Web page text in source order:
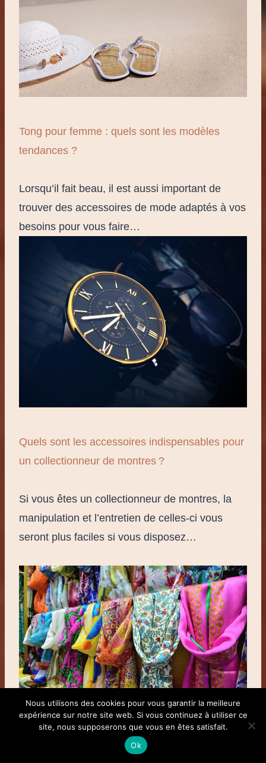
Tong pour femme : quels sont les modèles
tendances ?
Lorsqu’il fait beau, il est aussi important de
trouver des accessoires de mode adaptés à vos
besoins pour vous faire…
Quels sont les accessoires indispensables pour
un collectionneur de montres ?
Si vous êtes un collectionneur de montres, la
manipulation et l’entretien de celles-ci vous
seront plus faciles si vous disposez…
Associer harmonieusement votre pashmina
Nous utilisons des cookies pour vous garantir la meilleure
expérience sur notre site web. Si vous continuez à utiliser ce
site, nous supposerons que vous en êtes satisfait.
Ok